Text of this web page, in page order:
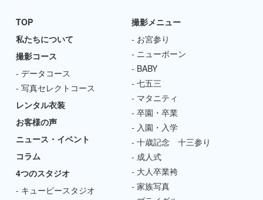
TOP
私たちについて
撮影コース
データコース
写真セレクトコース
レンタル衣装
お客様の声
ニュース・イベント
コラム
4つのスタジオ
キューピースタジオ
撮影メニュー
お宮参り
ニューボーン
BABY
七五三
マタニティ
卒園・卒業
入園・入学
十歳記念 十三参り
成人式
大人卒業袴
家族写真